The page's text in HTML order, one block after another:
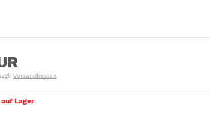
Versandkosten
Lager